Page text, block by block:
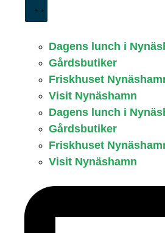
Dagens lunch i
Gårdsbutiker
Friskhuset
Visit Nynäshamn
Dagens lunch i
Gårdsbutiker
Friskhuset
Visit Nynäshamn